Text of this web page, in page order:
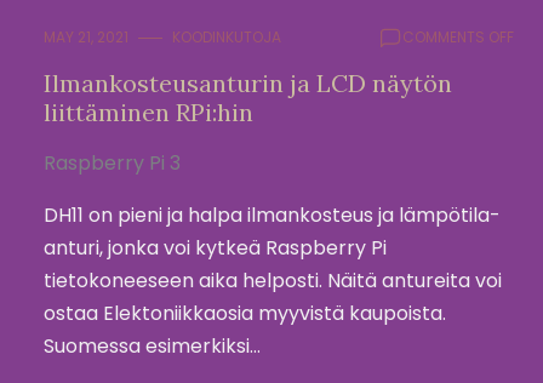
MAY 21, 2021 KOODINKUTOJA COMMENTS OFFON
Ilmankosteusanturin ja LCD näytön
liittäminen RPi:hin
Raspberry Pi 3
DH11 on pieni ja halpa ilmankosteus ja lämpötila-
anturi, jonka voi kytkeä Raspberry Pi
tietokoneeseen aika helposti. Näitä antureita voi
ostaa Elektoniikkaosia myyvistä kaupoista.
Suomessa esimerkiksi…